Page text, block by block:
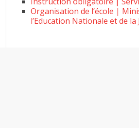
Organisation de l’école |
l’Education Nationale et de la